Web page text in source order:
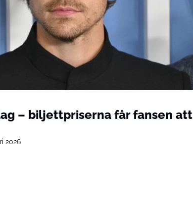
– biljettpriserna får fansen att
2026